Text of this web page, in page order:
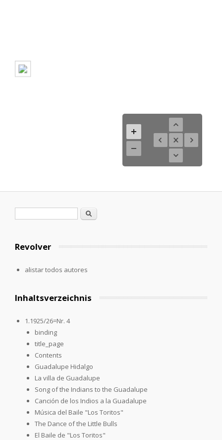
Formulario de búsqueda
Buscar
Revolver
alistar todos autores
Inhaltsverzeichnis
1.1925/26=Nr. 4
binding
title_page
Contents
Guadalupe Hidalgo
La villa de Guadalupe
Song of the Indians to the Guadalupe
Canción de los Indios a la Guadalupe
Música del Baile "Los Toritos"
The Dance of the Little Bulls
El Baile de "Los Toritos"